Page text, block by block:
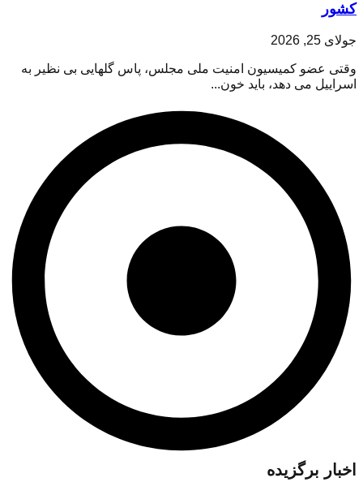
کشور
جولای 25, 2026
وقتی عضو کمیسیون امنیت ملی مجلس، پاس گلهایی بی نظیر به
اسراییل می دهد، باید خون...
اخبار برگزیده